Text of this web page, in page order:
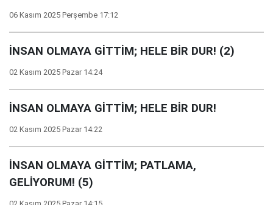
06 Kasım 2025 Perşembe 17:12
İNSAN OLMAYA GİTTİM; HELE BİR DUR! (2)
02 Kasım 2025 Pazar 14:24
İNSAN OLMAYA GİTTİM; HELE BİR DUR!
02 Kasım 2025 Pazar 14:22
İNSAN OLMAYA GİTTİM; PATLAMA,
GELİYORUM! (5)